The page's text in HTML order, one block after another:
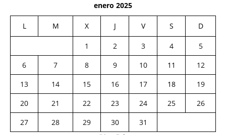
enero 2025
L M X J V S D
1 2 3 4
5
6
7 8 9 10 11
12
13
14 15 16 17 18
19
20
21 22 23 24 25
26
27
28 29 30
31